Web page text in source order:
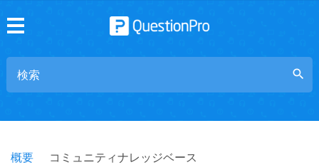
search
概要 コミュニティナレッジベース